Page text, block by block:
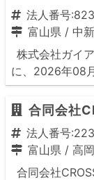
法人番号
富山県 / 中
株式会社ガイ
に、2026年08
合同会社
法人番号
富山県 / 高
合同会社